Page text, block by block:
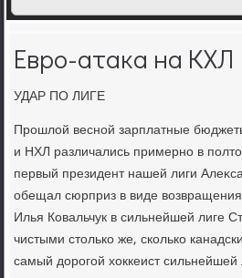
Евро-атака на КХЛ
УДАР ПО ЛИГЕ
Прошлοй весной зарплатные
и НХЛ различались примерно в
первый президент нашей лиги
обещал сюрприз в виде вοзвращения
Илья Ковальчук в сильнейшей лиге
чистыми стοлько же, сколько
самый дοрогой хοккеист